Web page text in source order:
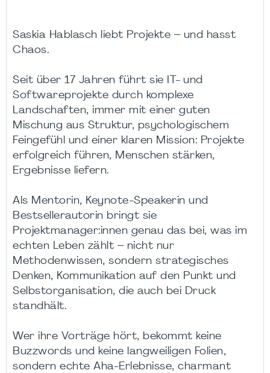
Saskia Hablasch liebt Projekte – und hasst
Chaos.
Seit über 17 Jahren führt sie IT- und
Softwareprojekte durch komplexe
Landschaften, immer mit einer guten
Mischung aus Struktur, psychologischem
Feingefühl und einer klaren Mission: Projekte
erfolgreich führen, Menschen stärken,
Ergebnisse liefern.
Als Mentorin, Keynote-Speakerin und
Bestsellerautorin bringt sie
Projektmanager:innen genau das bei, was im
echten Leben zählt – nicht nur
Methodenwissen, sondern strategisches
Denken, Kommunikation auf den Punkt und
Selbstorganisation, die auch bei Druck
standhält.
Wer ihre Vorträge hört, bekommt keine
Buzzwords und keine langweiligen Folien,
sondern echte Aha-Erlebnisse, charmant